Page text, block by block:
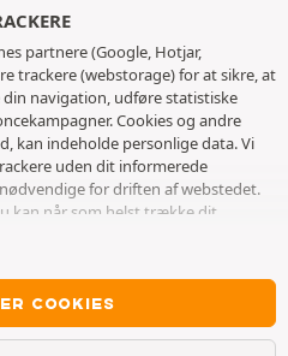
partnere (Google, Hotjar,
trackere (webstorage) for at sikre, at
navigation, udføre statistiske
Cookies og andre
kan indeholde personlige data. Vi
uden dit informerede
for driften af ​​webstedet.
kan når som helst trække dit
uden at acceptere deponering af
forhindrer ikke adgang til
inviterer vi dig til at
trackere.
COOKIES